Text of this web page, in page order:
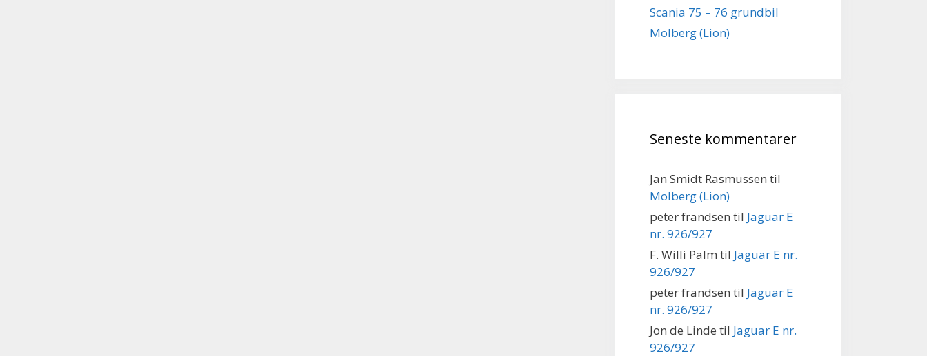
Scania 75 – 76 grundbil
Molberg (Lion)
Seneste kommentarer
Jan Smidt Rasmussen til
Molberg (Lion)
peter frandsen til Jaguar E
nr. 926/927
F. Willi Palm til Jaguar E nr.
926/927
peter frandsen til Jaguar E
nr. 926/927
Jon de Linde til Jaguar E nr.
926/927